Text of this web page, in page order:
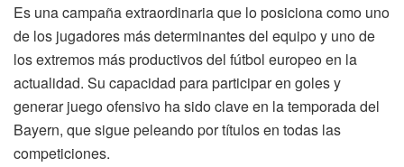
Es una campaña extraordinaria que lo posiciona como uno
de los jugadores más determinantes del equipo y uno de
los extremos más productivos del fútbol europeo en la
actualidad. Su capacidad para participar en goles y
generar juego ofensivo ha sido clave en la temporada del
Bayern, que sigue peleando por títulos en todas las
competiciones.